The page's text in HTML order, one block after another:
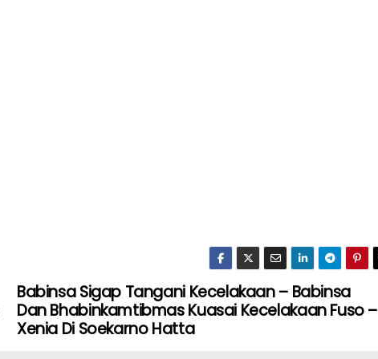
Babinsa Sigap Tangani Kecelakaan – Babinsa
Dan Bhabinkamtibmas Kuasai Kecelakaan Fuso –
Xenia Di Soekarno Hatta